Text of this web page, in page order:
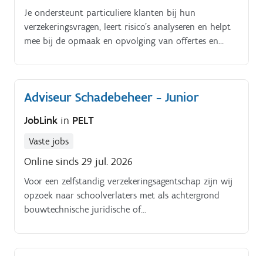
Je ondersteunt particuliere klanten bij hun
verzekeringsvragen, leert risico's analyseren en helpt
mee bij de opmaak en opvolging van offertes en
begeleiding groei je uit tot een volwaardige adviseur
die klanten op een professionele en persoonlijke
manier kan begeleiden.
Adviseur Schadebeheer - Junior
JobLink in PELT
Vaste jobs
Online sinds 29 jul. 2026
Voor een zelfstandig verzekeringsagentschap zijn wij
opzoek naar schoolverlaters met als achtergrond
bouwtechnische juridische of
afhandeling van schadeclaims en